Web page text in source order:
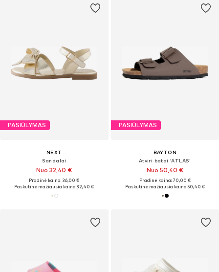
PASIŪLYMAS
NEXT
Sandalai
Nuo 32,40 €
Pradinė kaina: 36,00 €
Paskutinė mažiausia kaina:32,40 €
PASIŪLYMAS
BAYTON
Atviri batai 'ATLAS'
Nuo 50,40 €
Pradinė kaina: 70,00 €
Paskutinė mažiausia kaina:50,40 €